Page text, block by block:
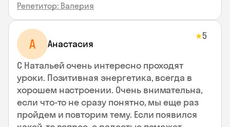
Репетитор: Валерия
А Анастасия
★5
С Натальей очень интересно проходят
уроки. Позитивная энергетика, всегда в
хорошем настроении. Очень внимательна,
если что-то не сразу понятно, мы еще раз
пройдем и повторим тему. Если появился